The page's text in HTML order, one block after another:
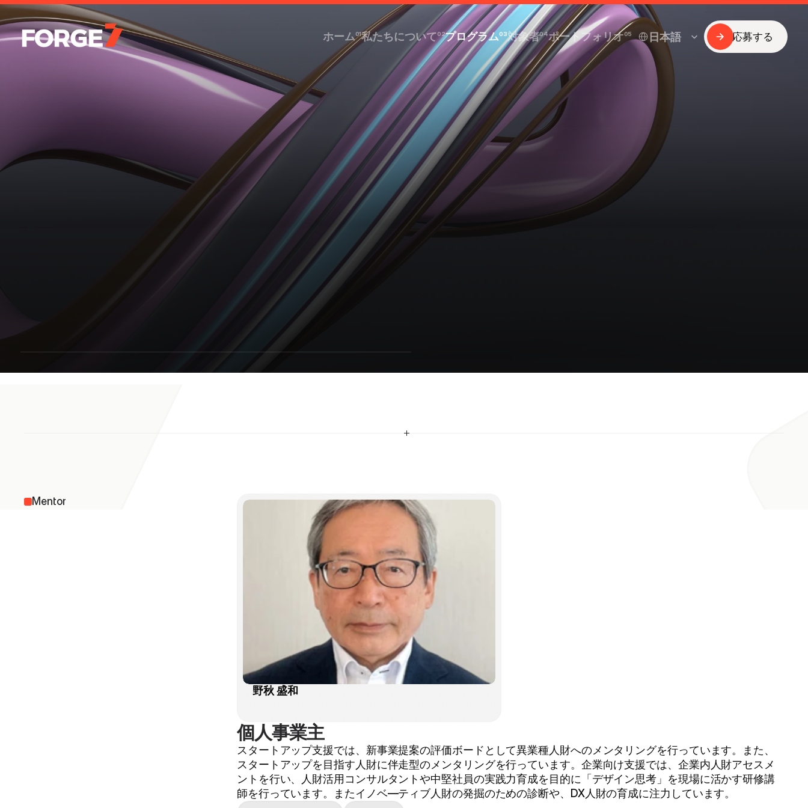
ホーム
ホーム
01私たちについて
私たちについて
02プログラム
プログラム
03対象者
対象者
04ポートフォリオ
ポートフォリオ
05
Select Language
日本語
応募する
和
Mentor
野秋 盛和
個人事業主
スタートアップ支援では、新事業提案の評価ボードとして異業種人財へのメンタリングを行っています。また、
スタートアップを目指す人財に伴走型のメンタリングを行っています。企業向け支援では、企業内人財アセスメ
ントを行い、人財活用コンサルタントや中堅社員の実践力育成を目的に「デザイン思考」を現場に活かす研修講
師を行っています。またイノベ―ティブ人財の発掘のための診断や、DX人財の育成に注力しています。